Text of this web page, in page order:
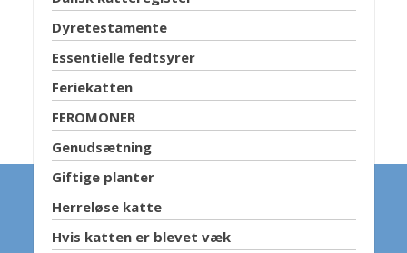
Dyretestamente
Essentielle fedtsyrer
Feriekatten
FEROMONER
Genudsætning
Giftige planter
Herreløse katte
Hvis katten er blevet væk